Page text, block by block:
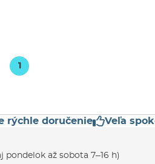
1
doručenie Veľa
pondelok až sobota 7–16 h)